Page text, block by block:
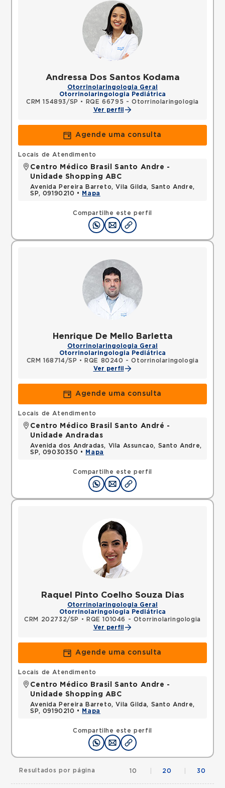
Andressa Dos Santos Kodama
Otorrinolaringologia Geral
Otorrinolaringologia Pediátrica
CRM 154893/SP •
RQE 66795 - Otorrinolaringologia
Ver perfil
Agende uma consulta
Compartilhe este perfil
Locais de Atendimento
Centro Médico Brasil Santo Andre -
Unidade Shopping ABC
Avenida Pereira Barreto, Vila Gilda, Santo Andre,
SP, 09190210 •
Mapa
Henrique De Mello Barletta
Otorrinolaringologia Geral
Otorrinolaringologia Pediátrica
CRM 168714/SP •
RQE 80240 - Otorrinolaringologia
Ver perfil
Agende uma consulta
Compartilhe este perfil
Locais de Atendimento
Centro Médico Brasil Santo André -
Unidade Andradas
Avenida dos Andradas, Vila Assuncao, Santo Andre,
SP, 09030350 •
Mapa
Raquel Pinto Coelho Souza Dias
Otorrinolaringologia Geral
Otorrinolaringologia Pediátrica
CRM 202732/SP
•
RQE 101046 - Otorrinolaringologia
Ver perfil
Agende uma consulta
Compartilhe este perfil
Locais de Atendimento
Centro Médico Brasil Santo Andre -
Unidade Shopping ABC
Avenida Pereira Barreto, Vila Gilda, Santo Andre,
SP, 09190210 •
Mapa
Resultados por página 10 20 30